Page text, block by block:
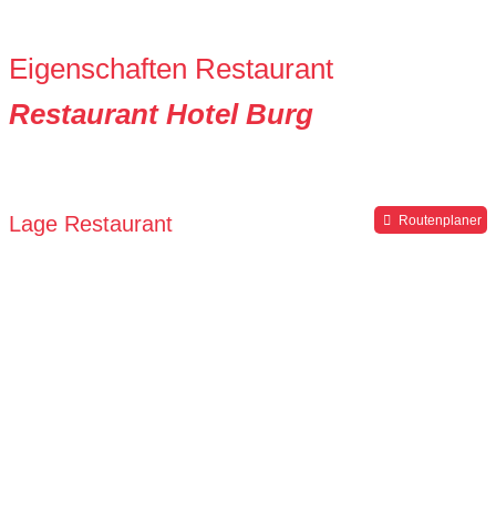
Eigenschaften Restaurant
Restaurant Hotel Burg
Lage Restaurant Routenplaner